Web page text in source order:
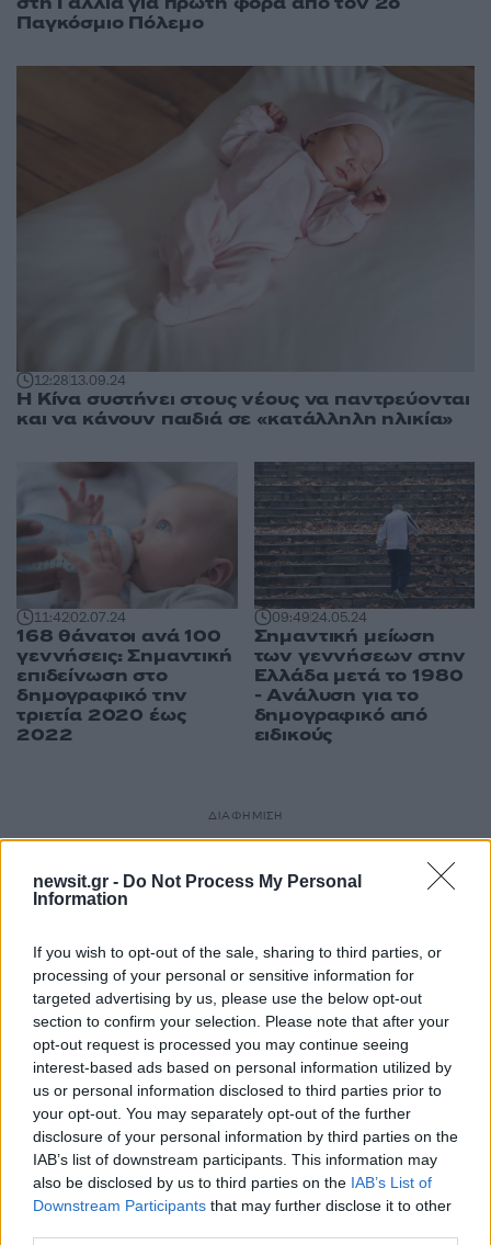
newsit.gr - Do Not Process My Personal
Information
If you wish to opt-out of the sale, sharing to third parties, or
processing of your personal or sensitive information for
targeted advertising by us, please use the below opt-out
section to confirm your selection. Please note that after your
opt-out request is processed you may continue seeing
interest-based ads based on personal information utilized by
us or personal information disclosed to third parties prior to
your opt-out. You may separately opt-out of the further
disclosure of your personal information by third parties on the
IAB’s list of downstream participants. This information may
also be disclosed by us to third parties on the IAB’s List of
Downstream Participants that may further disclose it to other
Παγκόσμιο Πόλεμο
12:2813.09.24
Η Κίνα συστήνει στους νέους να παντρεύονται
και να κάνουν παιδιά σε «κατάλληλη ηλικία»
11:4202.07.24
168 θάνατοι ανά 100
γεννήσεις: Σημαντική
επιδείνωση στο
δημογραφικό την
τριετία 2020 έως
2022
09:4924.05.24
Σημαντική μείωση
των γεννήσεων στην
Ελλάδα μετά το 1980
- Ανάλυση για το
δημογραφικό από
ειδικούς
ΔΙΑΦΗΜΙΣΗ